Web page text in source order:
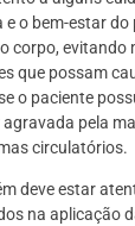
o bem-estar do
corpo, evitando
que possam
o paciente
pela
circulatórios.
deve estar
na aplicação